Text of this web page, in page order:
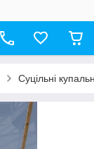
Суцільні